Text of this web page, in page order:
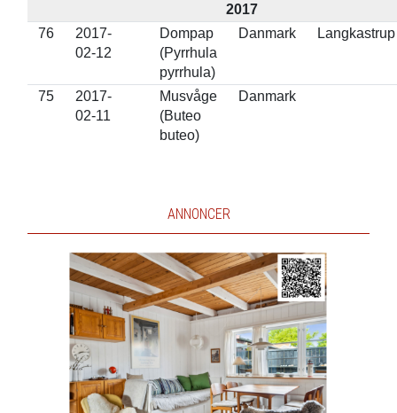
2017
76
2017-
02-12
Dompap
(Pyrrhula
pyrrhula)
Danmark Langkastrup
75
2017-
02-11
Musvåge
(Buteo
buteo)
Danmark
ANNONCER